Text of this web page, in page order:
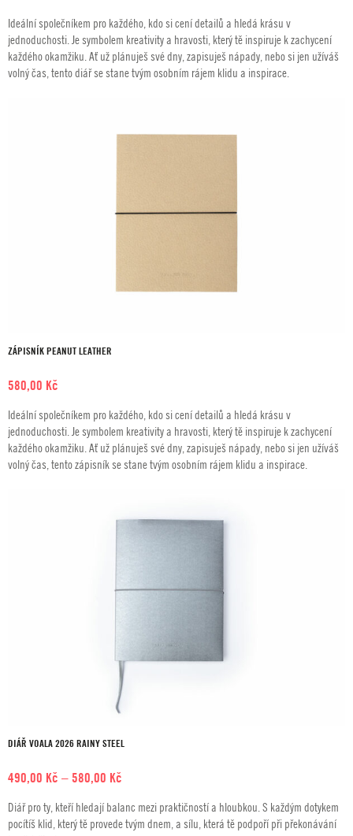
490,00 Kč
až
580,00 Kč
Ideální společníkem pro každého, kdo si cení detailů a hledá krásu v
jednoduchosti. Je symbolem kreativity a hravosti, který tě inspiruje k zachycení
každého okamžiku. Ať už plánuješ své dny, zapisuješ nápady, nebo si jen užíváš
volný čas, tento diář se stane tvým osobním rájem klidu a inspirace.
ZÁPISNÍK PEANUT LEATHER
580,00 Kč
Ideální společníkem pro každého, kdo si cení detailů a hledá krásu v
jednoduchosti. Je symbolem kreativity a hravosti, který tě inspiruje k zachycení
každého okamžiku. Ať už plánuješ své dny, zapisuješ nápady, nebo si jen užíváš
volný čas, tento zápisník se stane tvým osobním rájem klidu a inspirace.
DIÁŘ VOALA 2026 RAINY STEEL
490,00 Kč –580,00 Kč
490,00 Kč
Diář pro ty, kteří hledají balanc mezi praktičností a hloubkou. S každým dotykem
pocítíš klid, který tě provede tvým dnem, a sílu, která tě podpoří při překonávání